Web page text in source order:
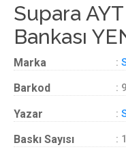
Supara
Bankası
Marka :
Barkod :
Yazar :
Baskı Sayısı :